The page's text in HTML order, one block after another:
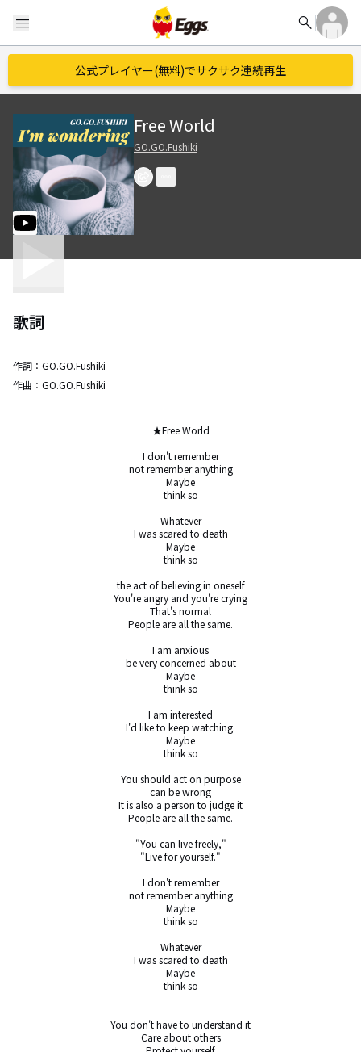
menu search
公式プレイヤー(無料)でサクサク連続再生
Free World
GO.GO.Fushiki
歌詞
作詞： GO.GO.Fushiki
作曲： GO.GO.Fushiki
★Free World
I don't remember
not remember anything
Maybe
think so
Whatever
I was scared to death
Maybe
think so
the act of believing in oneself
You're angry and you're crying
That's normal
People are all the same.
I am anxious
be very concerned about
Maybe
think so
I am interested
I'd like to keep watching.
Maybe
think so
You should act on purpose
can be wrong
It is also a person to judge it
People are all the same.
"You can live freely,"
"Live for yourself."
I don't remember
not remember anything
Maybe
think so
Whatever
I was scared to death
Maybe
think so
You don't have to understand it
Care about others